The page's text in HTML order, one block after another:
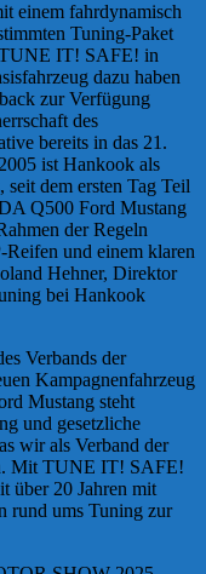
einem fahrdynamisch
Tuning-Paket
IT! SAFE! in
dazu haben
zur Verfügung
des
bereits in das 21.
ist Hankook als
dem ersten Tag Teil
Q500 Ford Mustang
der Regeln
und einem klaren
Hehner, Direktor
bei Hankook
Verbands der
Kampagnenfahrzeug
Mustang steht
und gesetzliche
wir als Verband der
Mit TUNE IT! SAFE!
über 20 Jahren mit
rund ums Tuning zur